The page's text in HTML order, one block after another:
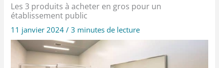
Les 3 produits à acheter en gros pour un
établissement public
11 janvier 2024/3 minutes de lecture